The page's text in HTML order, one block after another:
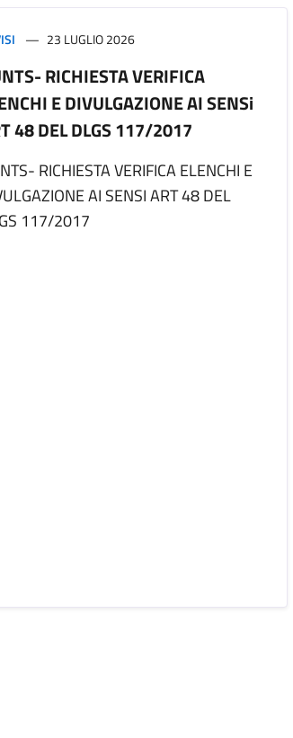
23 LUGLIO 2026
RICHIESTA VERIFICA
E DIVULGAZIONE AI SENSi
48 DEL DLGS 117/2017
RICHIESTA VERIFICA ELENCHI E
AI SENSI ART 48 DEL
117/2017